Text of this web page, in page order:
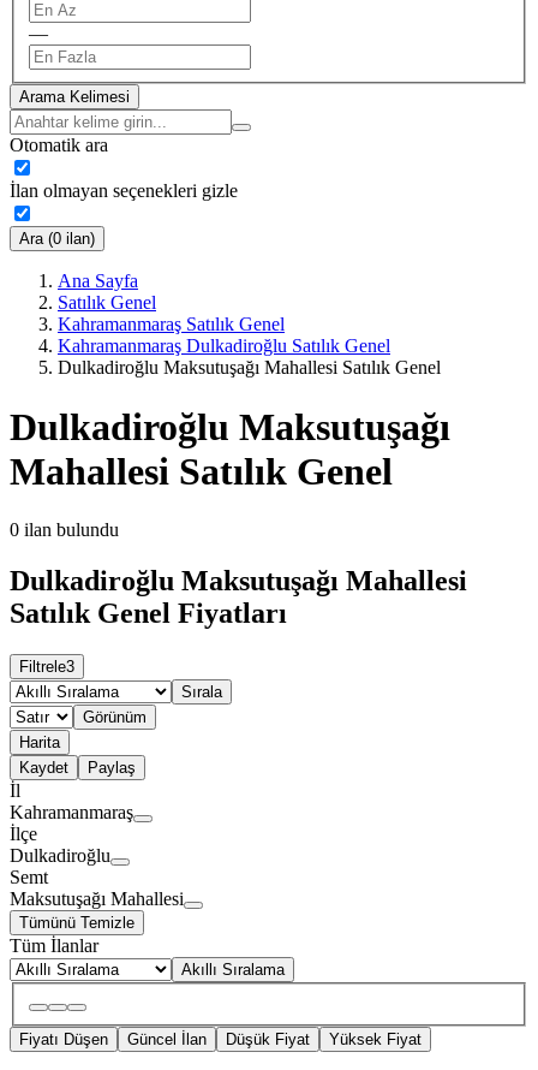
—
Arama Kelimesi
Otomatik ara
İlan olmayan seçenekleri gizle
Ara (0 ilan)
Ana Sayfa
Satılık Genel
Kahramanmaraş Satılık Genel
Kahramanmaraş Dulkadiroğlu Satılık Genel
Dulkadiroğlu Maksutuşağı Mahallesi Satılık Genel
Dulkadiroğlu Maksutuşağı
Mahallesi Satılık Genel
0 ilan bulundu
Dulkadiroğlu Maksutuşağı Mahallesi
Satılık Genel Fiyatları
Filtrele3
Sırala
Görünüm
Harita
Kaydet
Paylaş
İl
Kahramanmaraş
İlçe
Dulkadiroğlu
Semt
Maksutuşağı Mahallesi
Tümünü Temizle
Tüm İlanlar
Akıllı Sıralama
Fiyatı Düşen Güncel İlan Düşük Fiyat Yüksek Fiyat